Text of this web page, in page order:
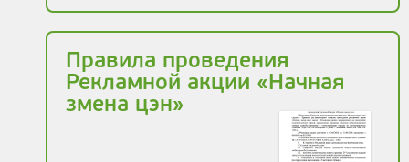
Правила проведения
Рекламной акции «Начная
змена цэн»